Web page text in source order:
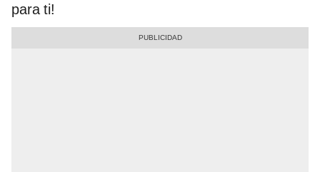
para ti!